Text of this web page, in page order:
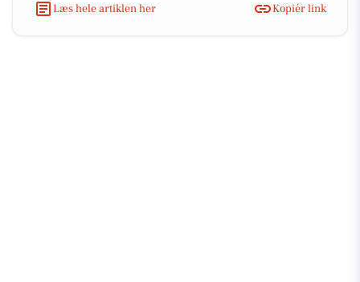
Læs hele artiklen her
Kopiér link